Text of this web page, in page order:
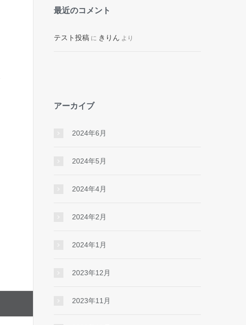
最近のコメント
テスト投稿 に きりん より
アーカイブ
2024年6月
2024年5月
2024年4月
2024年2月
2024年1月
2023年12月
2023年11月